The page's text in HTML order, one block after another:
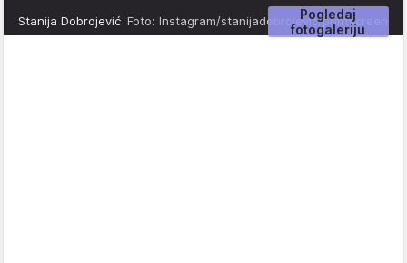
Pogledaj
fotogaleriju
Stanija Dobrojević Foto: Instagram/stanijadobrojevic/printscreen